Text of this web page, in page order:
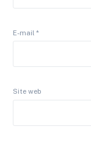
E-mail*
Site web